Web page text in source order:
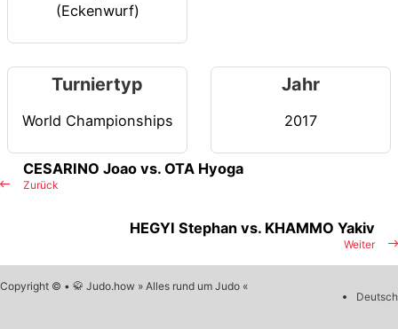
(Eckenwurf)
Turniertyp
World Championships
Jahr
2017
Zurück
CESARINO Joao vs. OTA Hyoga
Weiter
HEGYI Stephan vs. KHAMMO Yakiv
Copyright © • 🥋 Judo.how » Alles rund um Judo «
Deutsch